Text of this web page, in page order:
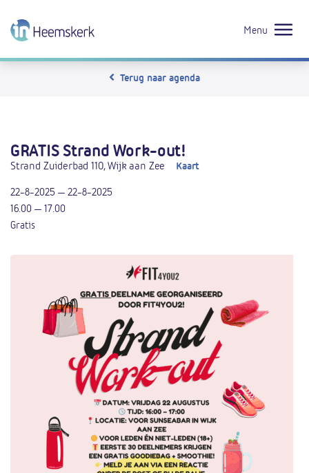
Menu
Terug naar agenda
GRATIS Strand Work-out!
Strand Zuiderbad 110, Wijk aan Zee
Kaart
22-8-2025 — 22-8-2025
16.00 — 17.00
Gratis